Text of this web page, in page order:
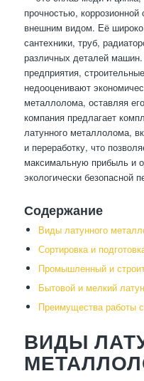
прочностью,
внешним видом. Её
сантехники, труб,
различных деталей
предприятия,
недооценивают
металлолома, оставляя
компания предлагает
латунного металлолома,
и переработку, что
максимальную прибыль и
экологически безопасной
Содержание
Виды латунного
Сортировка и
Промышленный и
Бытовой и мелкий
Преимущества работы
ВИДЫ